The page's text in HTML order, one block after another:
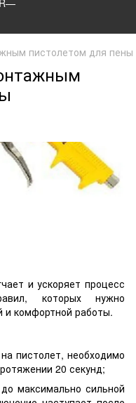
пистолетом для пены
и ускоряет процесс
которых нужно
комфортной работы.
пистолет, необходимо
20 секунд;
максимально сильной